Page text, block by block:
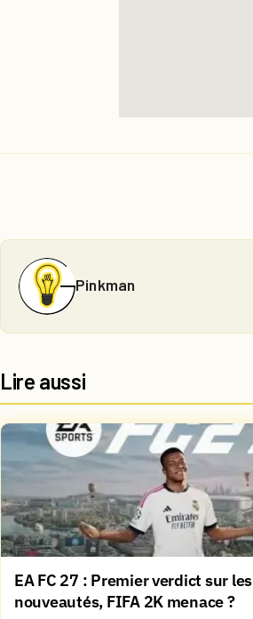
Pinkman
Lire aussi
EA FC 27 : Premier verdict sur les
nouveautés, FIFA 2K menace ?